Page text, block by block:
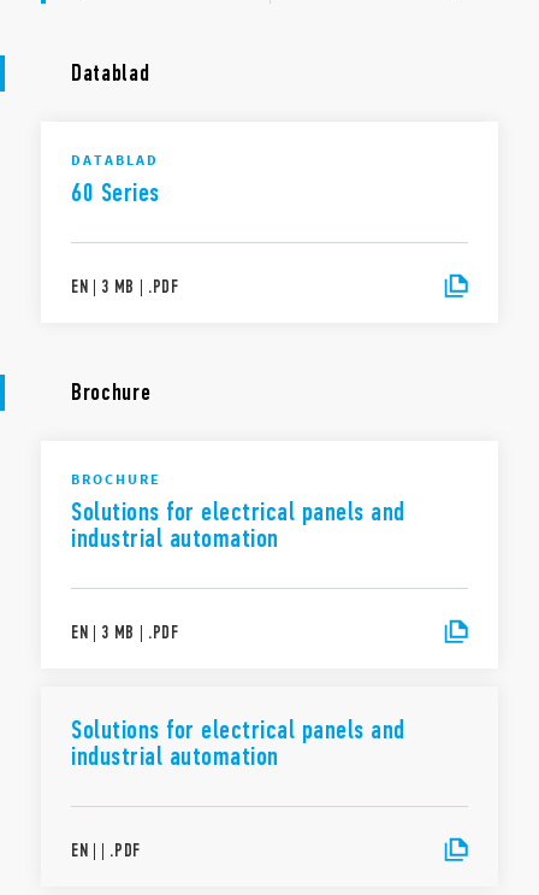
Datablad
DATABLAD
60 Series
EN | 3 MB | .PDF
Brochure
BROCHURE
Solutions for electrical panels and
industrial automation
EN | 3 MB | .PDF
Solutions for electrical panels and
industrial automation
EN | | .PDF